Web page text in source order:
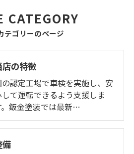
テゴリーのページ
CATEGORY
店の特徴
の認定工場で車検を実施し、安
て運転できるよう支援しま
。鈑金塗装では最新…
備